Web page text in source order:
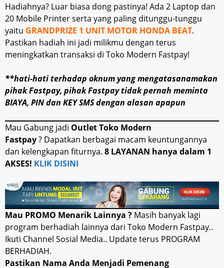
Hadiahnya? Luar biasa dong pastinya! Ada 2 Laptop dan
20 Mobile Printer serta yang paling ditunggu-tunggu
yaitu GRANDPRIZE 1 UNIT MOTOR HONDA BEAT.
Pastikan hadiah ini jadi milikmu dengan terus
meningkatkan transaksi di Toko Modern Fastpay!
**hati-hati terhadap oknum yang mengatasanamakan
pihak Fastpay, pihak Fastpay tidak pernah meminta
BIAYA, PIN dan KEY SMS dengan alasan apapun
Mau Gabung jadi Outlet Toko Modern
Fastpay? Dapatkan berbagai macam keuntungannya
dan kelengkapan fiturnya. 8 LAYANAN hanya dalam 1
AKSES! KLIK DISINI
Mau PROMO Menarik Lainnya ? Masih banyak lagi
program berhadiah lainnya dari Toko Modern Fastpay..
Ikuti Channel Sosial Media.. Update terus PROGRAM
BERHADIAH.
Pastikan Nama Anda Menjadi Pemenang